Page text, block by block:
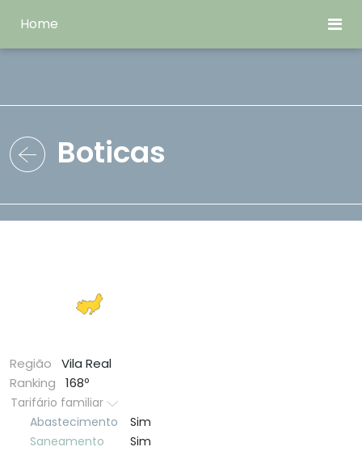
Home
Boticas
Região
Vila Real
Ranking
168º
Tarifário familiar
Abastecimento
Sim
Saneamento
Sim